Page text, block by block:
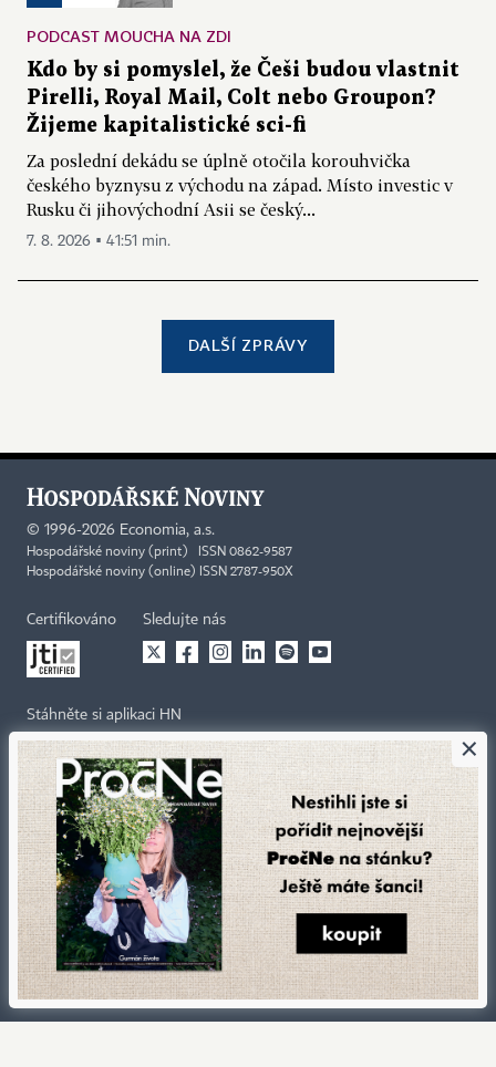
PODCAST MOUCHA NA ZDI
Kdo by si pomyslel, že Češi budou vlastnit
Pirelli, Royal Mail, Colt nebo Groupon?
Žijeme kapitalistické sci-fi
Za poslední dekádu se úplně otočila korouhvička
českého byznysu z východu na západ. Místo investic v
Rusku či jihovýchodní Asii se český...
7. 8. 2026 ▪ 41:51 min.
DALŠÍ ZPRÁVY
© 1996-2026 Economia, a.s.
Hospodářské noviny (print) ISSN 0862-9587
Hospodářské noviny (online) ISSN 2787-950X
Certifikováno Sledujte nás
Stáhněte si aplikaci HN
Kontakty
Tiráž redakce HN
Economia
Kariéra v HN
Ceník inzerce
Ochrana osobních údajů
Prohlášení o cookies
Nastavení soukromí
Všeobecné smluvní podmínky
×